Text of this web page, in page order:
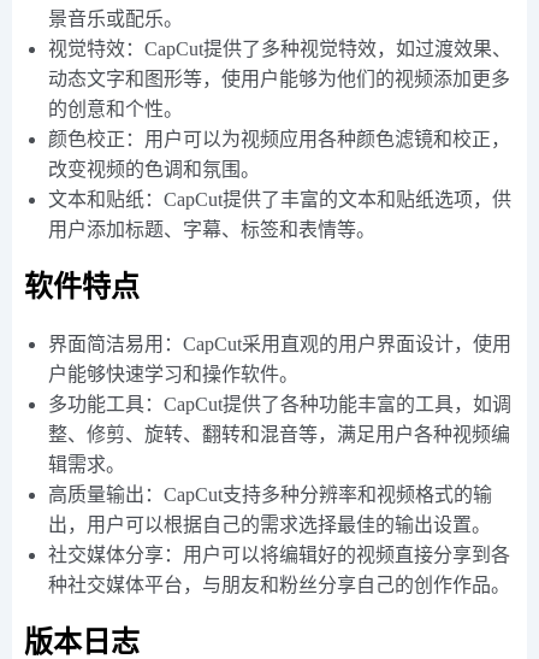
景音乐或配乐。
视觉特效：CapCut提供了多种视觉特效，如过渡效果、
动态文字和图形等，使用户能够为他们的视频添加更多
的创意和个性。
颜色校正：用户可以为视频应用各种颜色滤镜和校正，
改变视频的色调和氛围。
文本和贴纸：CapCut提供了丰富的文本和贴纸选项，供
用户添加标题、字幕、标签和表情等。
软件特点
界面简洁易用：CapCut采用直观的用户界面设计，使用
户能够快速学习和操作软件。
多功能工具：CapCut提供了各种功能丰富的工具，如调
整、修剪、旋转、翻转和混音等，满足用户各种视频编
辑需求。
高质量输出：CapCut支持多种分辨率和视频格式的输
出，用户可以根据自己的需求选择最佳的输出设置。
社交媒体分享：用户可以将编辑好的视频直接分享到各
种社交媒体平台，与朋友和粉丝分享自己的创作作品。
版本日志